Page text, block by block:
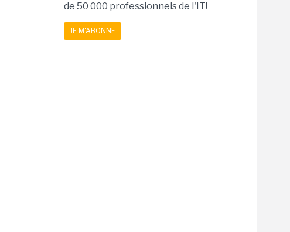
de 50 000 professionnels de l'IT!
JE M'ABONNE